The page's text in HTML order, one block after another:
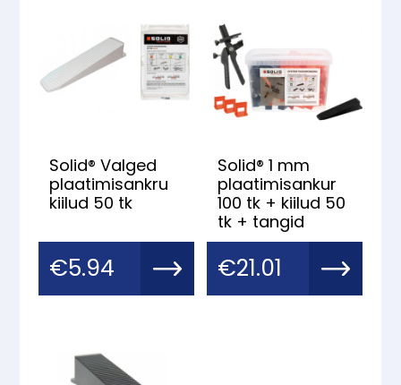
Solid® Valged
plaatimisankru
kiilud 50 tk
€5.94
Solid® 1 mm
plaatimisankur
100 tk + kiilud 50
tk + tangid
€21.01